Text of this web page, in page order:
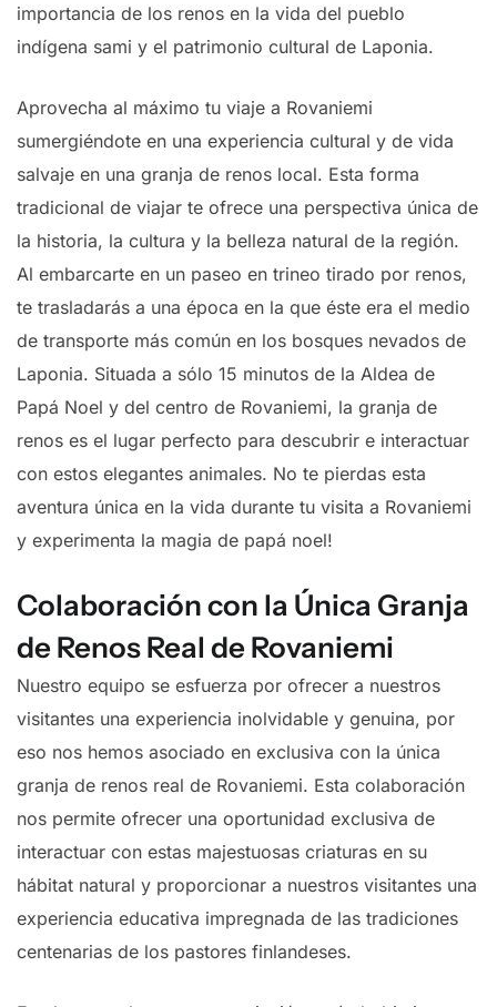
importancia de los renos en la vida del pueblo
indígena sami y el patrimonio cultural de Laponia.
Aprovecha al máximo tu viaje a Rovaniemi
sumergiéndote en una experiencia cultural y de vida
salvaje en una granja de renos local. Esta forma
tradicional de viajar te ofrece una perspectiva única de
la historia, la cultura y la belleza natural de la región.
Al embarcarte en un paseo en trineo tirado por renos,
te trasladarás a una época en la que éste era el medio
de transporte más común en los bosques nevados de
Laponia. Situada a sólo 15 minutos de la Aldea de
Papá Noel y del centro de Rovaniemi, la granja de
renos es el lugar perfecto para descubrir e interactuar
con estos elegantes animales. No te pierdas esta
aventura única en la vida durante tu visita a Rovaniemi
y experimenta la magia de papá noel!
Colaboración con la Única Granja
de Renos Real de Rovaniemi
Nuestro equipo se esfuerza por ofrecer a nuestros
visitantes una experiencia inolvidable y genuina, por
eso nos hemos asociado en exclusiva con la única
granja de renos real de Rovaniemi. Esta colaboración
nos permite ofrecer una oportunidad exclusiva de
interactuar con estas majestuosas criaturas en su
hábitat natural y proporcionar a nuestros visitantes una
experiencia educativa impregnada de las tradiciones
centenarias de los pastores finlandeses.